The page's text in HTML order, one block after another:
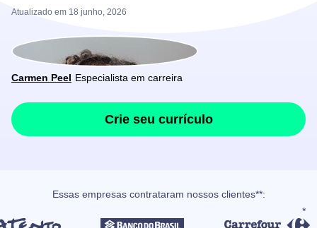
Atualizado em 18 junho, 2026
Carmen Peel Especialista em carreira
Crie seu currículo
Essas empresas contrataram nossos clientes**: